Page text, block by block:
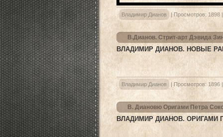
Владимир Дианов |Просмотров: 1898
В.Дианов. Стрит-арт Дэвида
ВЛАДИМИР ДИАНОВ. НОВЫЕ
Владимир Дианов | Просмотров: 1896
В. Диановю Оригами Петра
ВЛАДИМИР ДИАНОВ. ОРИГАМИ